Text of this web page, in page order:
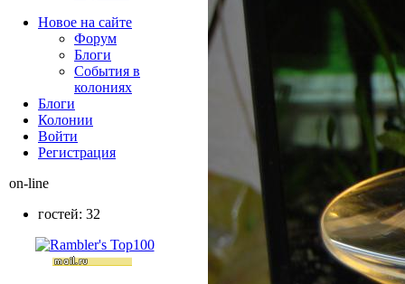
Новое на сайте
Форум
Блоги
События в
колониях
Блоги
Колонии
Войти
Peгиcтpaция
on-line
гостей: 32